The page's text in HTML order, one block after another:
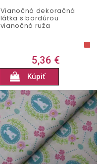
Vianočná dekoračná
látka s bordúrou
vianočná ruža
5,36 €
Kúpiť